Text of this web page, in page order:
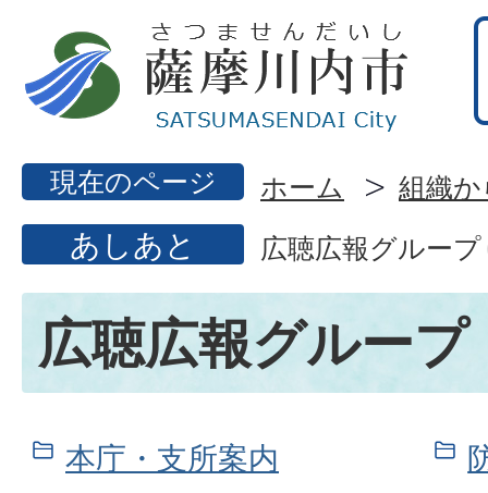
現在のページ ホーム 組織
あしあと 広聴広報グループ
広聴広報グループ
本庁・支所案内